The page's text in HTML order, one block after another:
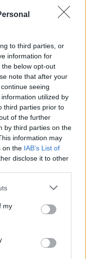
to third parties, or
information for
below opt-out
note that after your
seeing
utilized by
third parties prior to
of the further
by third parties on the
information may
on the IAB’s List of
disclose it to other
my
elektromos
0 hozzászólás
elektromos